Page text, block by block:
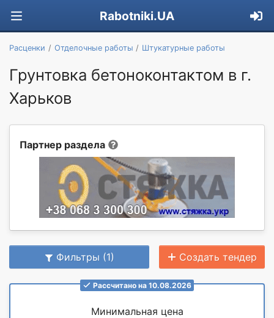
Rabotniki.UA
Расценки Отделочные работы Штукатурные работы
Грунтовка бетоноконтактом в г.
Харьков
Партнер раздела
Фильтры (1) Создать тендер
Рассчитано на 10.08.2026
Минимальная цена